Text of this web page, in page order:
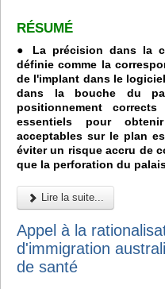
RÉSUMÉ
● La précision dans la
définie comme la
de l'implant dans le
dans la bouche du
positionnement
essentiels pour
acceptables sur le plan
éviter un risque accru de
que la perforation du
Lire la suite...
Appel à la
d'immigration
de santé